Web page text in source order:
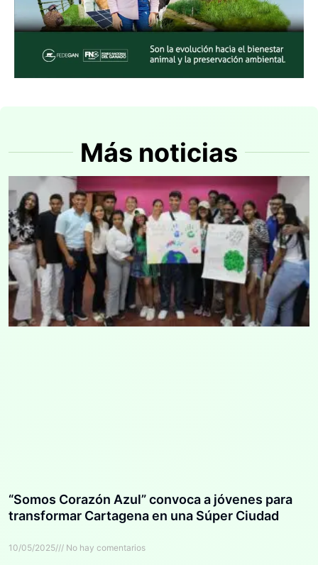
Más noticias
“Somos Corazón Azul” convoca a jóvenes para
transformar Cartagena en una Súper Ciudad
10/05/2025 No hay comentarios